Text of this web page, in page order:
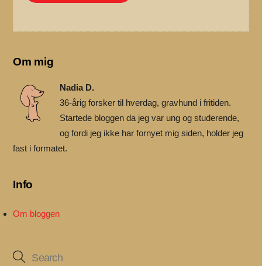
Om mig
Nadia D.
36-årig forsker til hverdag, gravhund i fritiden.
Startede bloggen da jeg var ung og studerende,
og fordi jeg ikke har fornyet mig siden, holder jeg
fast i formatet.
Info
Om bloggen